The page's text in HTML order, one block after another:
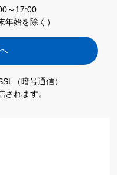
～17:00
年始を除く）
（暗号通信）
されます。